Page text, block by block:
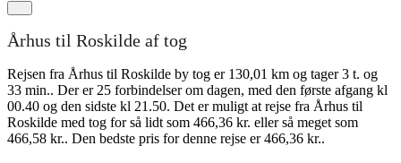
Århus til Roskilde af tog
Rejsen fra Århus til Roskilde by tog er 130,01 km og tager 3 t. og
33 min.. Der er 25 forbindelser om dagen, med den første afgang kl
00.40 og den sidste kl 21.50. Det er muligt at rejse fra Århus til
Roskilde med tog for så lidt som 466,36 kr. eller så meget som
466,58 kr.. Den bedste pris for denne rejse er 466,36 kr..